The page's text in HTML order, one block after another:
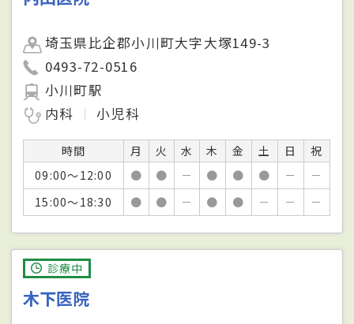
埼玉県比企郡小川町大字大塚149-3
0493-72-0516
小川町駅
内科
小児科
時間 月 火 水 木 金 土 日
祝
09:00～12:00
● ● － ● ● ● －
－
15:00～18:30
● ● － ● ● － － －
診療中
木下医院